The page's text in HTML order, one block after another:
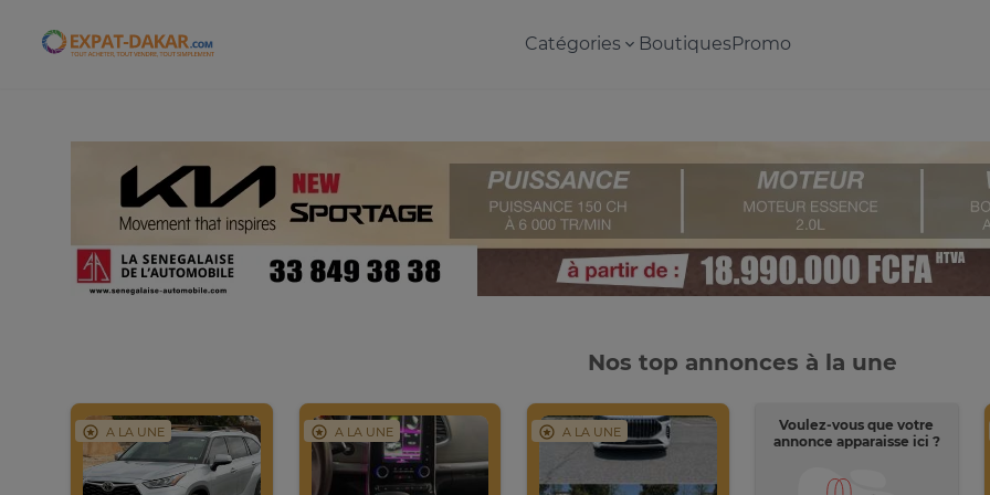
Expat-Dakar Catégories BoutiquesPromo
Nos top annonces à la une
A LA UNE A LA UNE A LA UNE
Voulez-vous que votre
annonce apparaisse ici ?